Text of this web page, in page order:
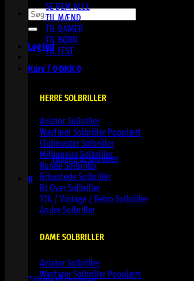
Søg
efter:
Log ind
Kurv / 0DKK0
Ingen varer i kurven.
Tilbage til shoppen
0
Kurv
Ingen varer i kurven.
SE DEM ALLE
TIL MÆND
TIL DAMER
TIL BØRN
TIL FEST
HERRE SOLBRILLER
Aviator Solbriller
Wayfarer Solbriller
Clubmaster Solbriller
Millionaire Solbriller
Runde Solbriller
Firkantede Solbriller
Fit Over Solbriller
Y2K / Vintage / Retro Solbriller
Andre Solbriller
DAME SOLBRILLER
Aviator Solbriller
Wayfarer Solbriller